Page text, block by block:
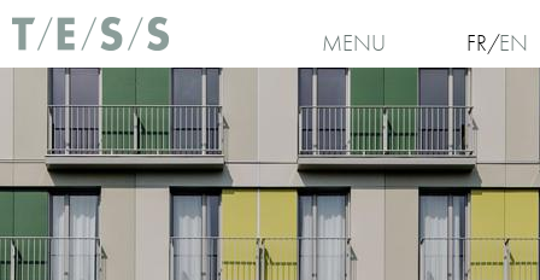
Aller au contenu principal
MENU FR EN